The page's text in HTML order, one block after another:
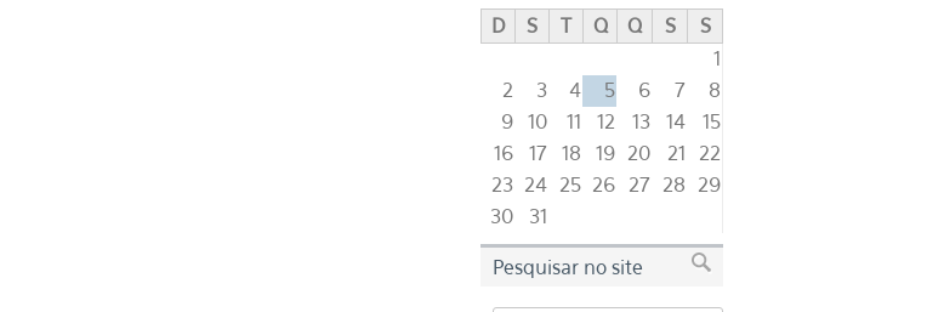
D S T Q Q S
S
1
2
3 4 5 6 7
8
9 10 11 12 13 14
15
16
17 18 19 20 21
22
23 24 25 26 27 28 29
30
31
Pesquisar no site